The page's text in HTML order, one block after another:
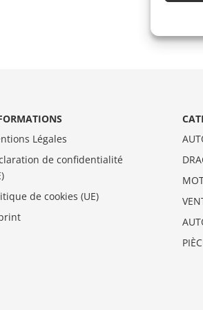
Légales
de confidentialité
de cookies (UE)